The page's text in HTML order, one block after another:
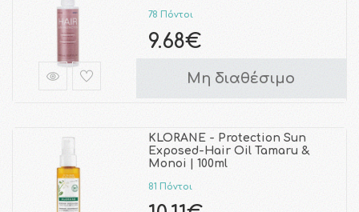
78 Πόντοι
9.68€
Μη διαθέσιμο
KLORANE - Protection Sun
Exposed-Hair Oil Tamaru &
Monoi | 100ml
81 Πόντοι